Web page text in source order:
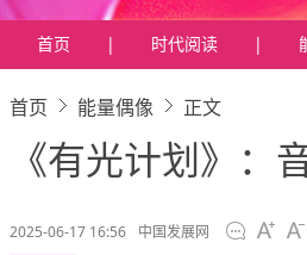
首页 | 时代阅读 |
首页 能量偶像 正文
《有光计划》
2025-06-17 16:56
中国发展网